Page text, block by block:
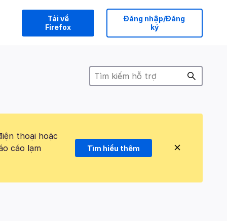
Tải về
Firefox
Đăng nhập/Đăng
ký
thoại hoặc
cáo lạm
Tìm hiểu thêm